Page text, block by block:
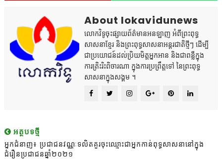
About lokavidunews
លោកវិទូចុះផ្សាយព័ត៌មានអនឡាញ អំពីព្រះពុទ្ធ
សាសនាខ្មែរ និងព្រះពុទ្ធសាសនាអន្តរជាតិថ្មីៗ ដើម្បី
ជាប្រយោជន៍ដល់ប្រិយមិត្តអ្នកអាន និងជាពន្លឺក្នុង
ការត្រិះរិះពិចារណា ក្នុងការប្រព្រឹត្តទៅ នៃព្រះពុទ្ធ
សាសនាក្នុងសង្គម ។
អត្ថបទថ្មី
អ្នកជំនាញ៖ ប្រជាជនវណ្ណៈទលិតគួរចុះឈ្មោះជាអ្នកកាន់ពុទ្ធសាសនានៅក្នុង
ជំរឿនប្រជាជនឆ្នាំ២០២១